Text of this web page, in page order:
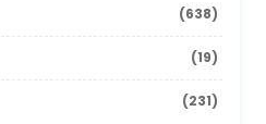
(15)
(16)
(26)
(15)
(10)
(21)
(31)
(33)
(23)
(9)
(11)
(638)
(19)
(231)